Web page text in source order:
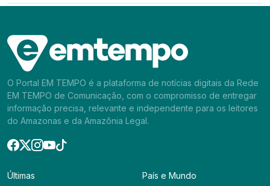
O Portal EM TEMPO é a plataforma de notícias digitais da Rede
EM TEMPO de Comunicação, com o compromisso de entregar
informação precisa, relevante e independente para os leitores
do Amazonas e da Amazônia Legal.
Últimas
País e Mundo